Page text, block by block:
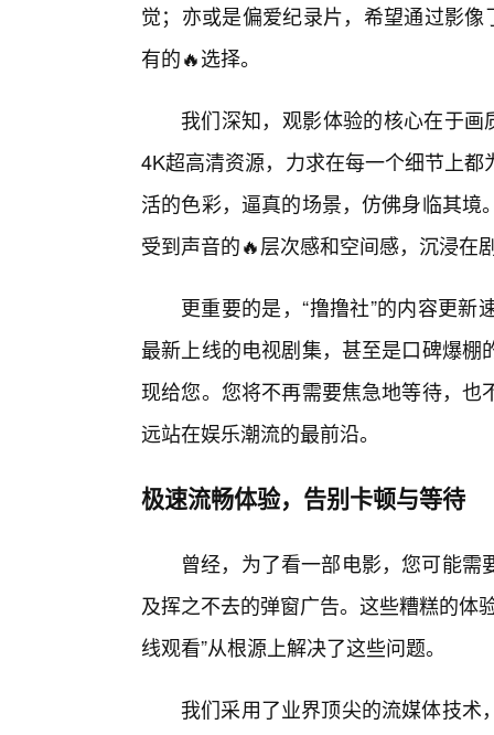
觉；亦或是偏爱纪录片，希望通过影
有的🔥选择。
我们深知，观影体验的核心在于画
4K超高清资源，力求在每一个细节上
活的色彩，逼真的场景，仿佛身临其
受到声音的🔥层次感和空间感，沉浸在
更重要的是，“撸撸社”的内容更
最新上线的电视剧集，甚至是口碑爆
现给您。您将不再需要焦急地等待，
远站在娱乐潮流的最前沿。
极速流畅体验，告别卡顿与等待
曾经，为了看一部电影，您可能
及挥之不去的弹窗广告。这些糟糕的体
线观看”从根源上解决了这些问题。
我们采用了业界顶尖的流媒体技